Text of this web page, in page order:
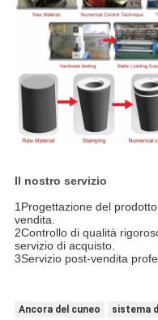
Il nostro servizio
1Progettazione del
vendita.
2Controllo di qualità
servizio di acquisto.
3Servizio post-vendita
Ancora del cuneo
sistema